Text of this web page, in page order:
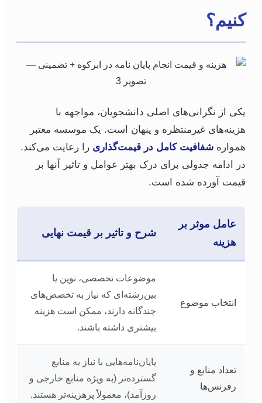
کنیم؟
یکی از نگرانی‌های اصلی دانشجویان، مواجهه با
هزینه‌های غیرمنتظره و پنهان است. یک موسسه معتبر
همواره شفافیت کامل در قیمت‌گذاری را رعایت می‌کند.
در ادامه جدولی برای درک بهتر عوامل و تاثیر آنها بر
قیمت آورده شده است.
عامل موثر بر
هزینه
شرح و تاثیر بر قیمت نهایی
انتخاب موضوع
موضوعات تخصصی، نوین یا
بین‌رشته‌ای که نیاز به تخصص‌های
چندگانه دارند، ممکن است هزینه
بیشتری داشته باشند.
تعداد منابع و
رفرنس‌ها
پایان‌نامه‌هایی با نیاز به منابع
گسترده‌تر (به ویژه منابع خارجی و
روزآمد)، معمولاً پرهزینه‌تر هستند.